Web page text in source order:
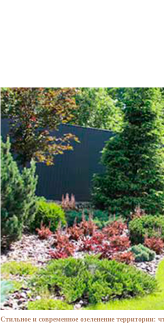
Стильное и современное озеленение территории: